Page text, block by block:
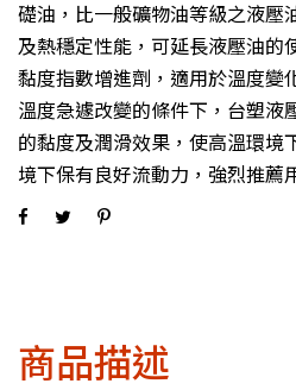
礎油，比一般礦物油等級之液壓
及熱穩定性能，可延長液壓油的
黏度指數增進劑，適用於溫度變
溫度急遽改變的條件下，台塑液
的黏度及潤滑效果，使高溫環境
境下保有良好流動力，強烈推薦
商品描述